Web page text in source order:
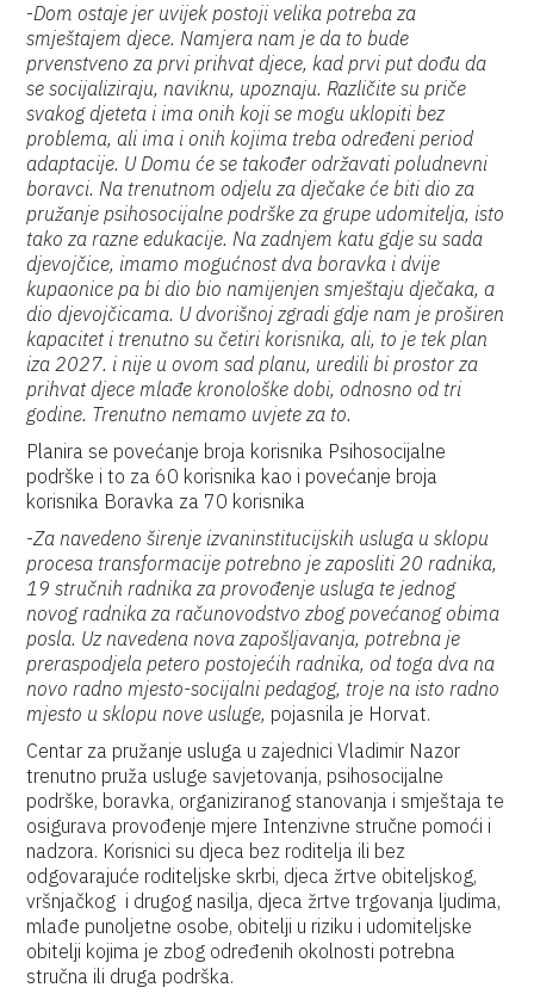
-Dom ostaje jer uvijek postoji velika potreba za
smještajem djece. Namjera nam je da to bude
prvenstveno za prvi prihvat djece, kad prvi put dođu da
se socijaliziraju, naviknu, upoznaju. Različite su priče
svakog djeteta i ima onih koji se mogu uklopiti bez
problema, ali ima i onih kojima treba određeni period
adaptacije. U Domu će se također održavati poludnevni
boravci. Na trenutnom odjelu za dječake će biti dio za
pružanje psihosocijalne podrške za grupe udomitelja, isto
tako za razne edukacije. Na zadnjem katu gdje su sada
djevojčice, imamo mogućnost dva boravka i dvije
kupaonice pa bi dio bio namijenjen smještaju dječaka, a
dio djevojčicama. U dvorišnoj zgradi gdje nam je proširen
kapacitet i trenutno su četiri korisnika, ali, to je tek plan
iza 2027. i nije u ovom sad planu, uredili bi prostor za
prihvat djece mlađe kronološke dobi, odnosno od tri
godine. Trenutno nemamo uvjete za to.
Planira se povećanje broja korisnika Psihosocijalne
podrške i to za 60 korisnika kao i povećanje broja
korisnika Boravka za 70 korisnika
-Za navedeno širenje izvaninstitucijskih usluga u sklopu
procesa transformacije potrebno je zaposliti 20 radnika,
19 stručnih radnika za provođenje usluga te jednog
novog radnika za računovodstvo zbog povećanog obima
posla. Uz navedena nova zapošljavanja, potrebna je
preraspodjela petero postojećih radnika, od toga dva na
novo radno mjesto-socijalni pedagog, troje na isto radno
mjesto u sklopu nove usluge, pojasnila je Horvat.
Centar za pružanje usluga u zajednici Vladimir Nazor
trenutno pruža usluge savjetovanja, psihosocijalne
podrške, boravka, organiziranog stanovanja i smještaja te
osigurava provođenje mjere Intenzivne stručne pomoći i
nadzora. Korisnici su djeca bez roditelja ili bez
odgovarajuće roditeljske skrbi, djeca žrtve obiteljskog,
vršnjačkog i drugog nasilja, djeca žrtve trgovanja ljudima,
mlađe punoljetne osobe, obitelji u riziku i udomiteljske
obitelji kojima je zbog određenih okolnosti potrebna
stručna ili druga podrška.